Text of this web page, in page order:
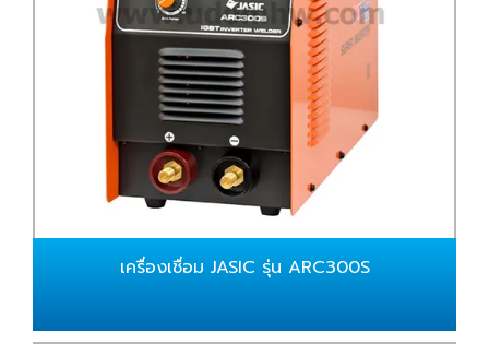
เครื่องเชื่อม JASIC รุ่น ARC300S